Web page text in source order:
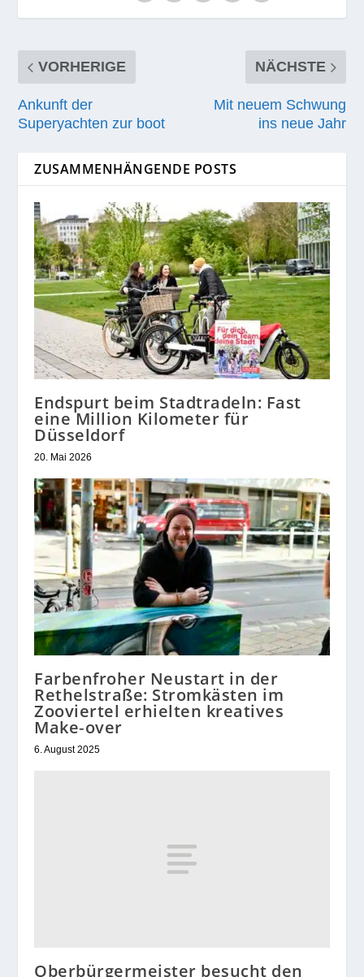
VORHERIGE
Ankunft der
Superyachten zur boot
NÄCHSTE
Mit neuem Schwung
ins neue Jahr
ZUSAMMENHÄNGENDE POSTS
Endspurt beim Stadtradeln: Fast
eine Million Kilometer für
Düsseldorf
20. Mai 2026
Farbenfroher Neustart in der
Rethelstraße: Stromkästen im
Zooviertel erhielten kreatives
Make‑over
6. August 2025
Oberbürgermeister besucht den